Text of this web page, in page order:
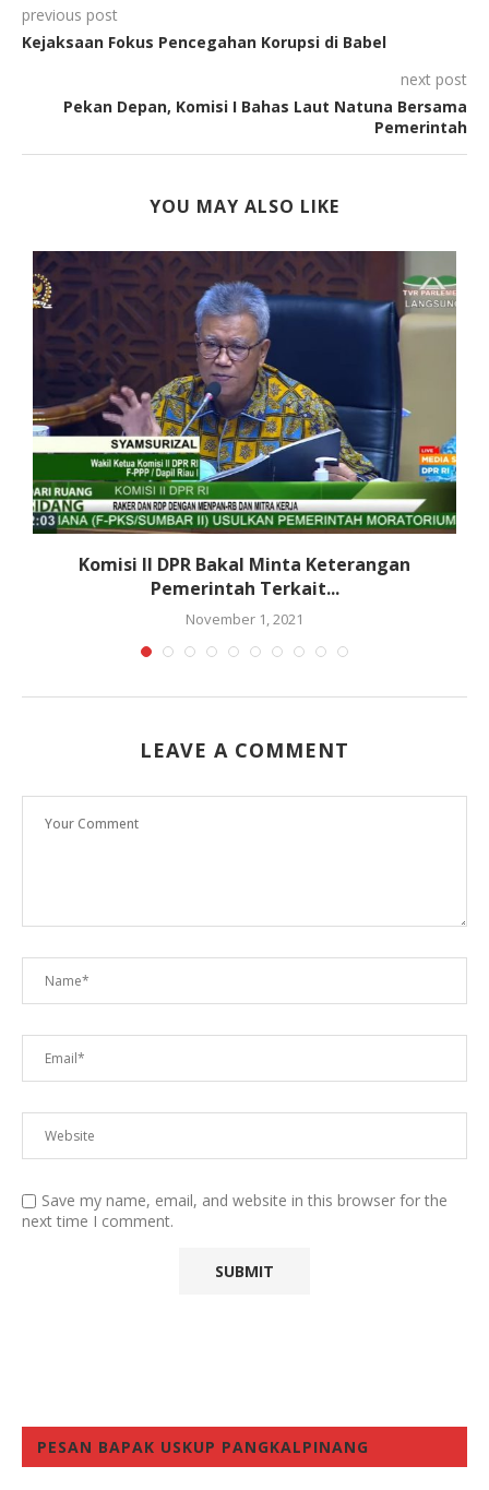
previous post
Kejaksaan Fokus Pencegahan Korupsi di Babel
next post
Pekan Depan, Komisi I Bahas Laut Natuna Bersama
Pemerintah
YOU MAY ALSO LIKE
Komisi II DPR Bakal Minta Keterangan
Pemerintah Terkait...
November 1, 2021
LEAVE A COMMENT
Save my name, email, and website in this browser for the
next time I comment.
PESAN BAPAK USKUP PANGKALPINANG